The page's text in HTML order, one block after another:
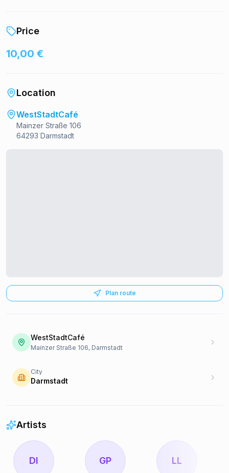
Price
10,00 €
Location
WestStadtCafé
Mainzer Straße 106
64293 Darmstadt
Plan route
WestStadtCafé
Mainzer Straße 106, Darmstadt
City
Darmstadt
Artists
DI GP LL